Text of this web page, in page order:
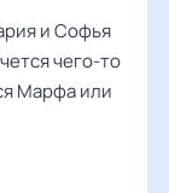
и Софья
чего-то
Марфа или